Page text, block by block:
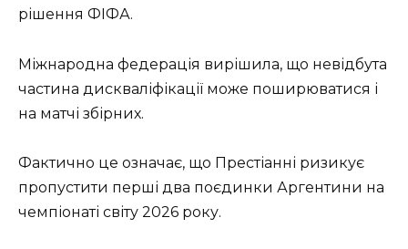
рішення ФІФА.
Міжнародна федерація вирішила, що невідбута
частина дискваліфікації може поширюватися і
на матчі збірних.
Фактично це означає, що Престіанні ризикує
пропустити перші два поєдинки Аргентини на
чемпіонаті світу 2026 року.